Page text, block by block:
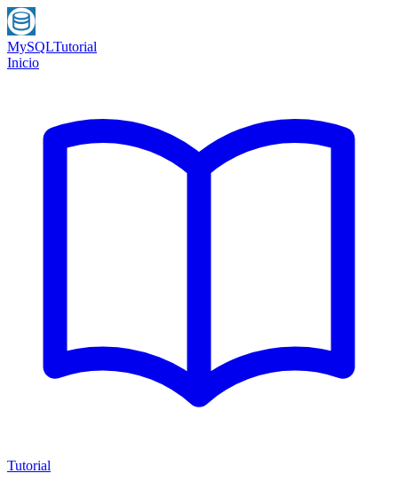
MySQLTutorial
Inicio
Tutorial